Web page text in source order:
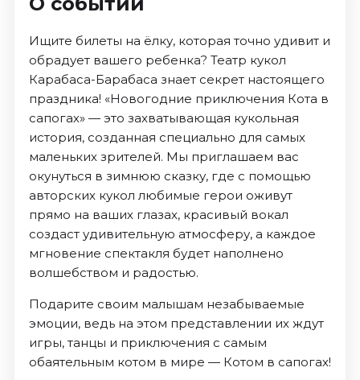
Ищите билеты на ёлку, которая точно удивит и
обрадует вашего ребенка? Театр кукол
Карабаса-Барабаса знает секрет настоящего
праздника! «Новогодние приключения Кота в
сапогах» — это захватывающая кукольная
история, созданная специально для самых
маленьких зрителей. Мы приглашаем вас
окунуться в зимнюю сказку, где с помощью
авторских кукол любимые герои оживут
прямо на ваших глазах, красивый вокал
создаст удивительную атмосферу, а каждое
мгновение спектакля будет наполнено
волшебством и радостью.
Подарите своим малышам незабываемые
эмоции, ведь на этом представлении их ждут
игры, танцы и приключения с самым
обаятельным котом в мире — Котом в сапогах!